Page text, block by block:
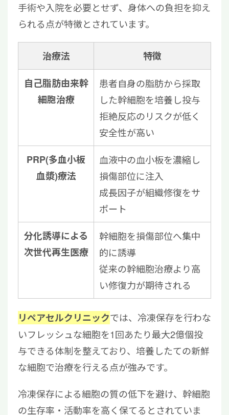
手術や入院を必要とせず、身体への負担を抑え
られる点が特徴とされています。
治療法 特徴
自己脂肪由来幹
細胞治療
患者自身の脂肪から採取
した幹細胞を培養し投与
拒絶反応のリスクが低く
安全性が高い
PRP(多血小板
血漿)療法
血液中の血小板を濃縮し
損傷部位に注入
成長因子が組織修復をサ
ポート
分化誘導による
次世代再生医療
幹細胞を損傷部位へ集中
的に誘導
従来の幹細胞治療より高
い修復力が期待される
リペアセルクリニックでは、冷凍保存を行わな
いフレッシュな細胞を1回あたり最大2億個投
与できる体制を整えており、培養したての新鮮
な細胞で治療を行える点が強みです。
冷凍保存による細胞の質の低下を避け、幹細胞
の生存率・活動率を高く保てるとされていま